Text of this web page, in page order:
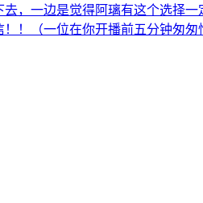
，一边是觉得阿璃有这个选择
！（一位在你开播前五分钟匆